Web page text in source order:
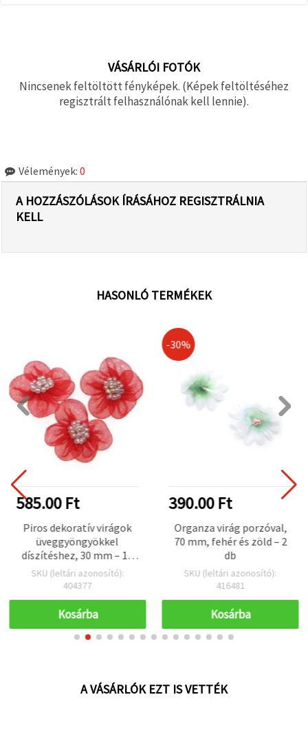
VÁSÁRLÓI FOTÓK
Nincsenek feltöltött fényképek. (Képek feltöltéséhez
regisztrált felhasználónak kell lennie).
Vélemények: 0
A HOZZÁSZÓLÁSOK ÍRÁSÁHOZ REGISZTRÁLNIA
KELL
HASONLÓ TERMÉKEK
585.00 Ft
Piros dekoratív virágok
üveggyöngyökkel
díszítéshez, 30 mm – 10
db/csomag
SKU (leltári azonosító):
404377
Kosárba
-30%
390.00 Ft
Organza virág porzóval,
70 mm, fehér és zöld – 2
db
SKU (leltári azonosító):
416481
Kosárba
A VÁSÁRLÓK EZT IS VETTÉK